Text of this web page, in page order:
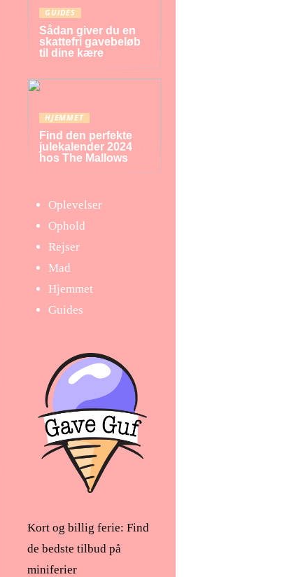
GUIDES
Sådan giver du en
skattefri gavebeløb
til dine kære
HJEMMET
Find den perfekte
julekalender 2024
hos The Mallows
Oplevelser
Ophold
Rejser
Mad
Hjemmet
Guides
Kort og billig ferie: Find
de bedste tilbud på
miniferier